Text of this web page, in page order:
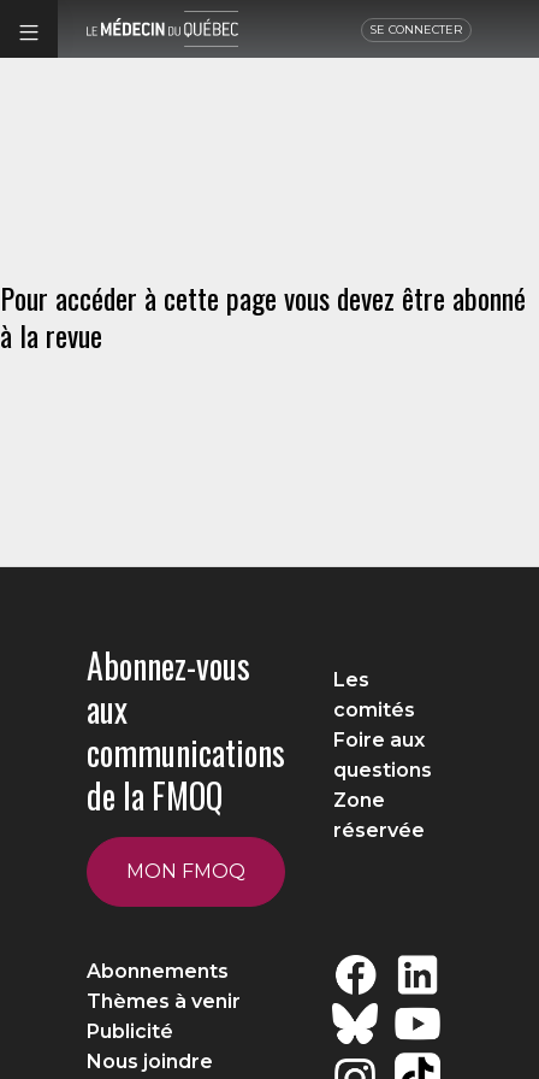
SE CONNECTER
Pour accéder à cette page vous devez être abonné
à la revue
Abonnez-vous
aux
communications
de la FMOQ
MON FMOQ
Les
comités
Foire aux
questions
Zone
réservée
Abonnements
Thèmes à venir
Publicité
Nous joindre